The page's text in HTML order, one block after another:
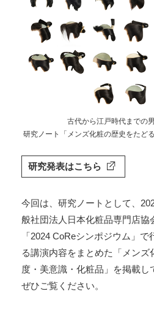
古代から江戸時代までの
研究ノート「メンズ化粧の歴史をたど
研究発表はこちら
今回は、研究ノートとして、
般社団法人日本化粧品専門店協
「2024 CoReシンポジウム」
る講演内容をまとめた「メンズ
度・美意識・化粧品」を掲載し
ぜひご覧ください。